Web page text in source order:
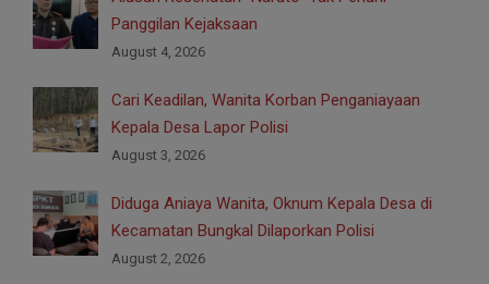
Panggilan Kejaksaan
August 4, 2026
Cari Keadilan, Wanita Korban Penganiayaan
Kepala Desa Lapor Polisi
August 3, 2026
Diduga Aniaya Wanita, Oknum Kepala Desa di
Kecamatan Bungkal Dilaporkan Polisi
August 2, 2026